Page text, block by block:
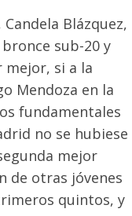
Blázquez,
sub-20 y
mejor, si a la
Mendoza en la
fundamentales
no se hubiese
mejor
de otras jóvenes
quintos, y